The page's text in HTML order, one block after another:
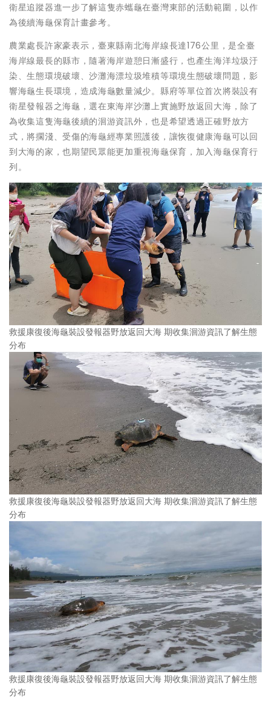
衛星追蹤器進一步了解這隻赤蠵龜在臺灣東部的活動範圍，以作
為後續海龜保育計畫參考。
農業處長許家豪表示，臺東縣南北海岸線長達176公里，是全臺
海岸線最長的縣市，隨著海岸遊憩日漸盛行，也產生海洋垃圾汙
染、生態環境破壞、沙灘海漂垃圾堆積等環境生態破壞問題，影
響海龜生長環境，造成海龜數量減少。縣府等單位首次將裝設有
衛星發報器之海龜，選在東海岸沙灘上實施野放返回大海，除了
為收集這隻海龜後續的洄游資訊外，也是希望透過正確野放方
式，將擱淺、受傷的海龜經專業照護後，讓恢復健康海龜可以回
到大海的家，也期望民眾能更加重視海龜保育，加入海龜保育行
列。
救援康復後海龜裝設發報器野放返回大海 期收集洄游資訊了解生態
分布
救援康復後海龜裝設發報器野放返回大海 期收集洄游資訊了解生態
分布
救援康復後海龜裝設發報器野放返回大海 期收集洄游資訊了解生態
分布